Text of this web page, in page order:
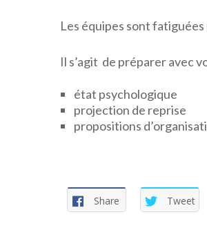
Les équipes sont
Il s’agit de préparer avec
état psychologique
projection de reprise
propositions
Share Tweet